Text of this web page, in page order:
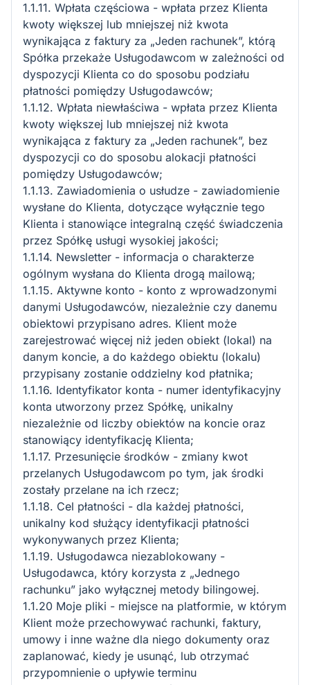
1.1.11. Wpłata częściowa - wpłata przez Klienta
kwoty większej lub mniejszej niż kwota
wynikająca z faktury za „Jeden rachunek”, którą
Spółka przekaże Usługodawcom w zależności od
dyspozycji Klienta co do sposobu podziału
płatności pomiędzy Usługodawców;
1.1.12. Wpłata niewłaściwa - wpłata przez Klienta
kwoty większej lub mniejszej niż kwota
wynikająca z faktury za „Jeden rachunek”, bez
dyspozycji co do sposobu alokacji płatności
pomiędzy Usługodawców;
1.1.13. Zawiadomienia o usłudze - zawiadomienie
wysłane do Klienta, dotyczące wyłącznie tego
Klienta i stanowiące integralną część świadczenia
przez Spółkę usługi wysokiej jakości;
1.1.14. Newsletter - informacja o charakterze
ogólnym wysłana do Klienta drogą mailową;
1.1.15. Aktywne konto - konto z wprowadzonymi
danymi Usługodawców, niezależnie czy danemu
obiektowi przypisano adres. Klient może
zarejestrować więcej niż jeden obiekt (lokal) na
danym koncie, a do każdego obiektu (lokalu)
przypisany zostanie oddzielny kod płatnika;
1.1.16. Identyfikator konta - numer identyfikacyjny
konta utworzony przez Spółkę, unikalny
niezależnie od liczby obiektów na koncie oraz
stanowiący identyfikację Klienta;
1.1.17. Przesunięcie środków - zmiany kwot
przelanych Usługodawcom po tym, jak środki
zostały przelane na ich rzecz;
1.1.18. Cel płatności - dla każdej płatności,
unikalny kod służący identyfikacji płatności
wykonywanych przez Klienta;
1.1.19. Usługodawca niezablokowany -
Usługodawca, który korzysta z „Jednego
rachunku” jako wyłącznej metody bilingowej.
1.1.20 Moje pliki - miejsce na platformie, w którym
Klient może przechowywać rachunki, faktury,
umowy i inne ważne dla niego dokumenty oraz
zaplanować, kiedy je usunąć, lub otrzymać
przypomnienie o upływie terminu